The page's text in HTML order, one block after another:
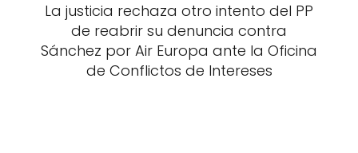
La justicia rechaza otro intento del PP
de reabrir su denuncia contra
Sánchez por Air Europa ante la Oficina
de Conflictos de Intereses